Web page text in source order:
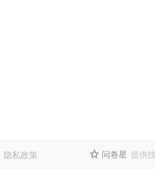
隐私政策  问卷星 提供